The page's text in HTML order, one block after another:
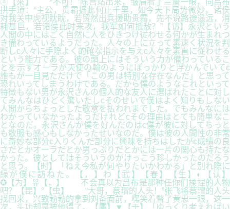
ⓐ【采】 “不可！”陈宫站出来，皱眉看了兰詹一眼，向吕布
拱手道：“主公，贵霜据此何止千里，如今天下局势微妙，诸侯
对我关中虎视眈眈，若贸然出兵援助贵霜，先不说路途遥远，消
耗甚巨，若诸侯此时来攻，我军如何抵敌？”【访】永沢という
人間の中にはごく自然に人をひきつけ従わせる何かが生まれつ
き備わっているようだった。人々の上に立って素速く状況を判
断しc人々に手際よく的確な指示を与えc人々を素直に従わせる
という能力である。彼の頭上にはそういう力が備わっているこ
とを示すオーラが天使の輪のようにぽっかりと浮かんでいてc
誰もが一目見ただけで「この男は特別な存在なんだ」と思って
恐れいってしまうわけである。だから僕のようなこれといって
特徴もない男が永沢さんの個人的な友人に選ばれたことに対し
てみんなはひどく驚いたしcそのせいで僕はよく知りもしない
人間からちょっとした敬意を払われまでした。でもみんなには
わかっていなかったようだけれどcその理由はとても簡単なこ
となのだ。永沢さんが僕を好んだのはc僕が彼に対してちっと
も敬服も感心もしなかったせいなのだ。僕は彼の人間性の非常
に奇妙な部分c入りくんだ部分に興味を持ちはしたがc成績の良
さだとかオーラだとか男っぷりだとかには一片の関心も持たな
かった。彼としてはそういうのがけっこう珍しかったのだろう
と思う。【时】「ねえ今私が何やりたいかわかる」と別れ際に
緑が僕に訪ねた。【，】わ【武】【春】【生】◐【认】
✪【为】유【，】 不会真以为吕布是那种任你们揉捏的人物
吧？【昆】°【虫】 “大哥，蔡瑁的人头！”张飞将蔡瑁的人头
找回来，兴致勃勃的拿到刘备面前，嘿笑着瞥了黄忠一眼，这一
次，头功却是被他得了。【属】▼【于】「ゆっくり考えればい